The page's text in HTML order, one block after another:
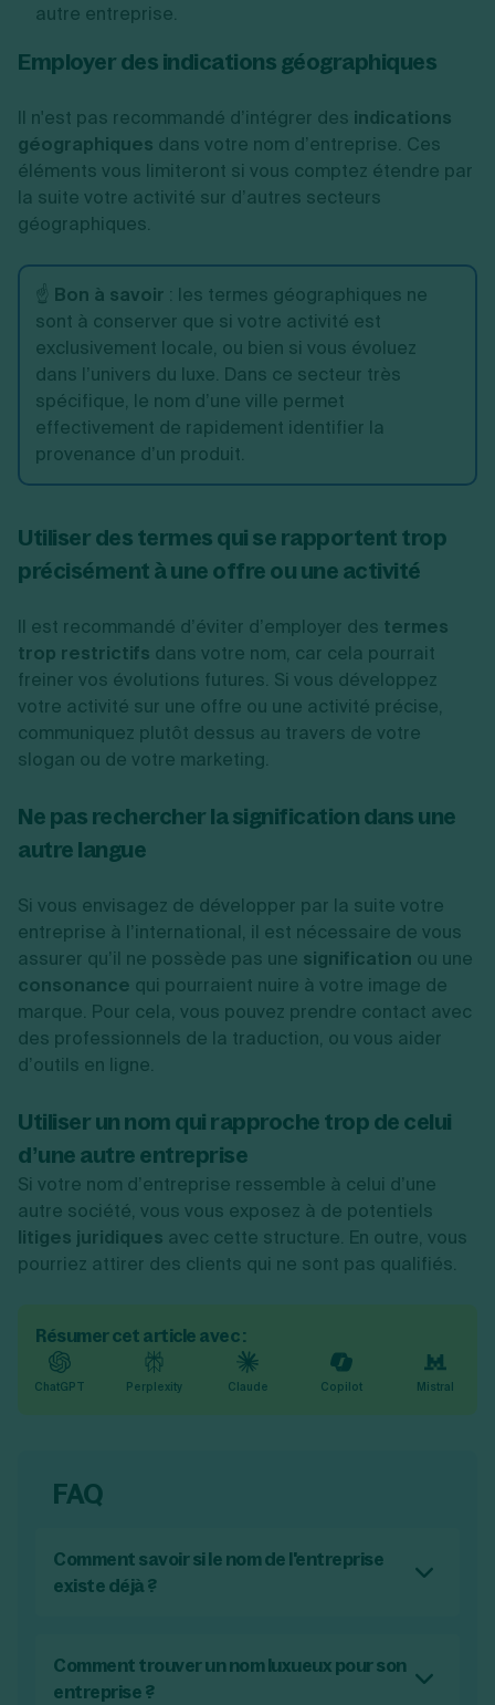
autre entreprise.
Employer des indications géographiques
Il n'est pas recommandé d’intégrer des indications
géographiques dans votre nom d’entreprise. Ces
éléments vous limiteront si vous comptez étendre par
la suite votre activité sur d’autres secteurs
géographiques.
☝️ Bon à savoir : les termes géographiques ne
sont à conserver que si votre activité est
exclusivement locale, ou bien si vous évoluez
dans l’univers du luxe. Dans ce secteur très
spécifique, le nom d’une ville permet
effectivement de rapidement identifier la
provenance d’un produit.
Utiliser des termes qui se rapportent trop
précisément à une offre ou une activité
Il est recommandé d’éviter d’employer des termes
trop restrictifs dans votre nom, car cela pourrait
freiner vos évolutions futures. Si vous développez
votre activité sur une offre ou une activité précise,
communiquez plutôt dessus au travers de votre
slogan ou de votre marketing.
Ne pas rechercher la signification dans une
autre langue
Si vous envisagez de développer par la suite votre
entreprise à l’international, il est nécessaire de vous
assurer qu’il ne possède pas une signification ou une
consonance qui pourraient nuire à votre image de
marque. Pour cela, vous pouvez prendre contact avec
des professionnels de la traduction, ou vous aider
d’outils en ligne.
Utiliser un nom qui rapproche trop de celui
d’une autre entreprise
Si votre nom d’entreprise ressemble à celui d’une
autre société, vous vous exposez à de potentiels
litiges juridiques avec cette structure. En outre, vous
pourriez attirer des clients qui ne sont pas qualifiés.
Résumer cet article avec :
ChatGPT Perplexity Claude Copilot Mistral
FAQ
Comment savoir si le nom de l'entreprise
existe déjà ?
mener des recherches en ligne. Rendez-vous
alors sur le site de l’INPI, de l’INSEE ou encore
Comment trouver un nom luxueux pour son
entreprise ?